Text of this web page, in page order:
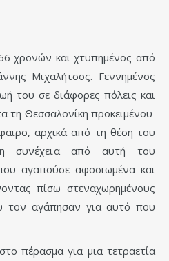
χρονών και χτυπημένος από
Μιχαλήτσος. Γεννημένος
του σε διάφορες πόλεις και
τη Θεσσαλονίκη προκειμένου
αρχικά από τη θέση του
συνέχεια από αυτή του
αγαπούσε αφοσιωμένα και
πίσω στεναχωρημένους
τον αγάπησαν για αυτό που
πέρασμα για μια τετραετία